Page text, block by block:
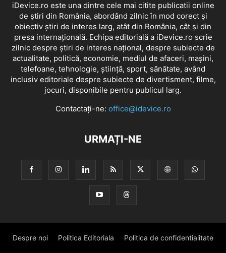
iDevice.ro este una dintre cele mai citite publicatii online
de știri din România, abordând zilnic în mod corect și
obiectiv știri de interes larg, atât din România, cât și din
presa internațională. Echipa editorială a iDevice.ro scrie
zilnic despre știri de interes național, despre subiecte de
actualitate, politică, economie, mediul de afaceri, mașini,
telefoane, tehnologie, știință, sport, sănătate, având
inclusiv editoriale despre subiecte de divertisment, filme,
jocuri, disponibile pentru publicul larg.
Contactați-ne: office@idevice.ro
URMAȚI-NE
Despre noi Politica Editoriala Politica de confidentialitate